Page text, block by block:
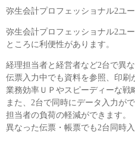
弥生会計プロフェッショナル2ユ
弥生会計プロフェッショナル2ユ
ところに利便性があります。
経理担当者と経営者など2台で異
伝票入力中でも資料を参照、印
業務効率ＵＰやスピーディーな戦
また、2台で同時にデータ入力が
担当者の負荷の軽減ができます。
異なった伝票・帳票でも2台同時